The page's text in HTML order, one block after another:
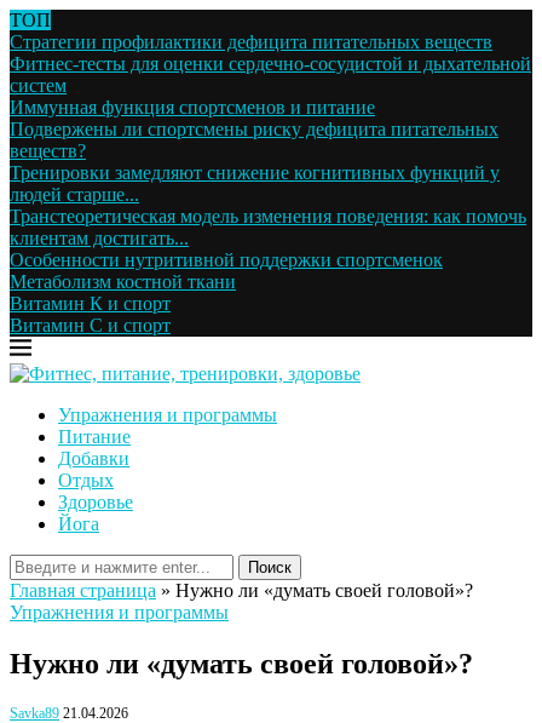
ТОП
Стратегии профилактики дефицита питательных веществ
Фитнес-тесты для оценки сердечно-сосудистой и дыхательной
систем
Иммунная функция спортсменов и питание
Подвержены ли спортсмены риску дефицита питательных
веществ?
Тренировки замедляют снижение когнитивных функций у
людей старше...
Транстеоретическая модель изменения поведения: как помочь
клиентам достигать...
Особенности нутритивной поддержки спортсменок
Метаболизм костной ткани
Витамин К и спорт
Витамин С и спорт
Упражнения и программы
Питание
Добавки
Отдых
Здоровье
Йога
Поиск
Главная страница » Нужно ли «думать своей головой»?
Упражнения и программы
Нужно ли «думать своей головой»?
Savka89 21.04.2026